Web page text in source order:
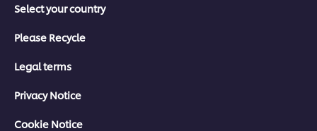
Select your country
Please Recycle
Legal terms
Privacy Notice
Cookie Notice